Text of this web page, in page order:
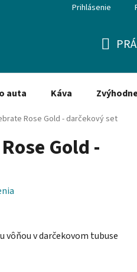
Prihlásenie
KOŠÍK
auta Káva
Rose Gold - darčekový set
Gold -
vôňou v darčekovom tubuse